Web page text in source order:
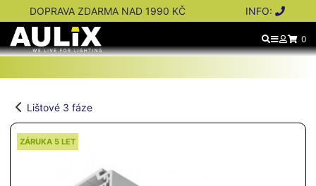
DOPRAVA ZDARMA NAD 1990 KČ INFO:
0
Lištové 3 fáze
ZÁRUKA 5 LET